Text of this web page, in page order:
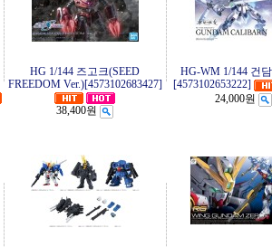
HG 1/144 즈고크(SEED
FREEDOM Ver.)[4573102683427]
38,400원
HG-WM 1/144 건
[4573102653222]
24,000원